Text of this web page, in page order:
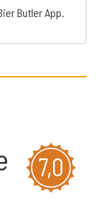
Butler App.
7,0